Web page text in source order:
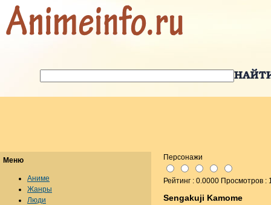
Персонажи
Рейтинг : 0.0000 Просмотров :
Sengakuji Kamome
Меню
Аниме
Жанры
Люди